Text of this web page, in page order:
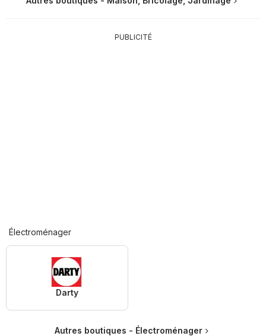
PUBLICITÉ
Électroménager
Darty
Autres boutiques - Électroménager